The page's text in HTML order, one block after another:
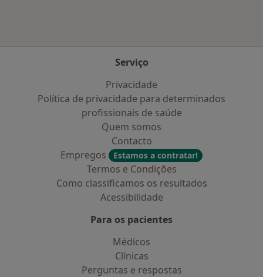
Serviço
Privacidade
Política de privacidade para determinados
profissionais de saúde
Quem somos
Contacto
Empregos
Estamos a contratar!
Termos e Condições
Como classificamos os resultados
Acessibilidade
Para os pacientes
Médicos
Clínicas
Perguntas e respostas